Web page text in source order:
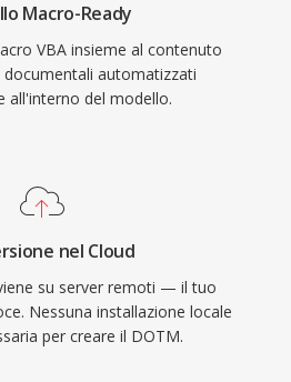
Macro-Ready
VBA insieme al contenuto
documentali automatizzati
all'interno del modello.
nel Cloud
su server remoti — il tuo
Nessuna installazione locale
per creare il DOTM.